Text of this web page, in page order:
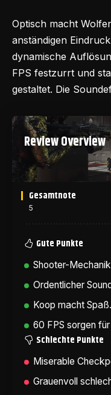
Optisch macht
anständigen
dynamische
FPS festzurrt und
gestaltet. Die
Review Overview
Gesamtnote
5
Gute Punkte
Shooter-
Ordentlicher
Koop macht
60 FPS sorgen
Schlechte Punkte
Miserable
Grauenvoll